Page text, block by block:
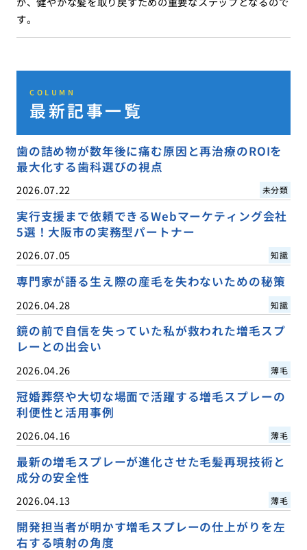
す。
COLUMN
最新記事一覧
歯の詰め物が数年後に痛む原因と再治療のROIを
最大化する歯科選びの視点
2026.07.22 未分類
実行支援まで依頼できるWebマーケティング会社
5選！大阪市の実務型パートナー
2026.07.05 知識
専門家が語る生え際の産毛を失わないための秘策
2026.04.28 知識
鏡の前で自信を失っていた私が救われた増毛スプ
レーとの出会い
2026.04.26 薄毛
冠婚葬祭や大切な場面で活躍する増毛スプレーの
利便性と活用事例
2026.04.16 薄毛
最新の増毛スプレーが進化させた毛髪再現技術と
成分の安全性
2026.04.13 薄毛
開発担当者が明かす増毛スプレーの仕上がりを左
右する噴射の角度